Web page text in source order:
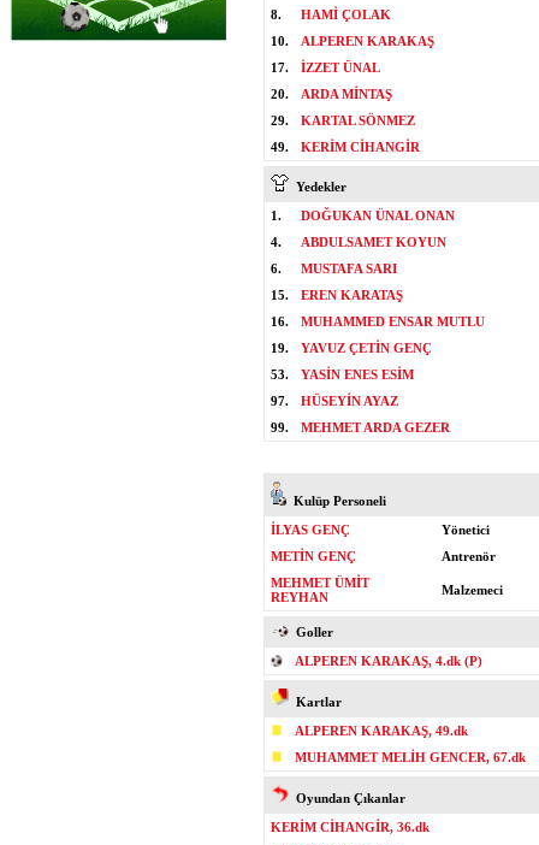
8.
HAMİ ÇOLAK
10.
ALPEREN KARAKAŞ
17.
İZZET ÜNAL
20.
ARDA MİNTAŞ
29.
KARTAL SÖNMEZ
49.
KERİM CİHANGİR
Yedekler
1.
DOĞUKAN ÜNAL ONAN
4.
ABDULSAMET KOYUN
6.
MUSTAFA SARI
15.
EREN KARATAŞ
16.
MUHAMMED ENSAR MUTLU
19.
YAVUZ ÇETİN GENÇ
53.
YASİN ENES ESİM
97.
HÜSEYİN AYAZ
99.
MEHMET ARDA GEZER
Kulüp Personeli
İLYAS GENÇ
Yönetici
METİN GENÇ
Antrenör
MEHMET ÜMİT
REYHAN
Malzemeci
Goller
ALPEREN KARAKAŞ, 4.dk (P)
Kartlar
ALPEREN KARAKAŞ, 49.dk
MUHAMMET MELİH GENCER, 67.dk
Oyundan Çıkanlar
KERİM CİHANGİR, 36.dk